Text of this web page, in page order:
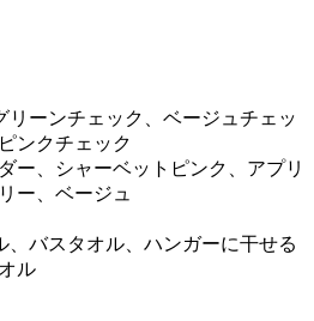
リーンチェック、ベージュチェッ
ンクチェック
ー、シャーベットピンク、アプリ
ー、ベージュ
、バスタオル、ハンガーに干せる
ル